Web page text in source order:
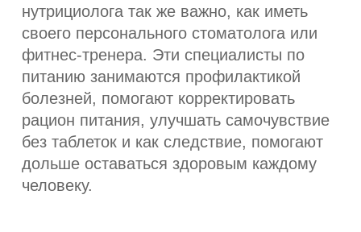
нутрициолога так же важно, как иметь
своего персонального стоматолога или
фитнес-тренера. Эти специалисты по
питанию занимаются профилактикой
болезней, помогают корректировать
рацион питания, улучшать самочувствие
без таблеток и как следствие, помогают
дольше оставаться здоровым каждому
человеку.